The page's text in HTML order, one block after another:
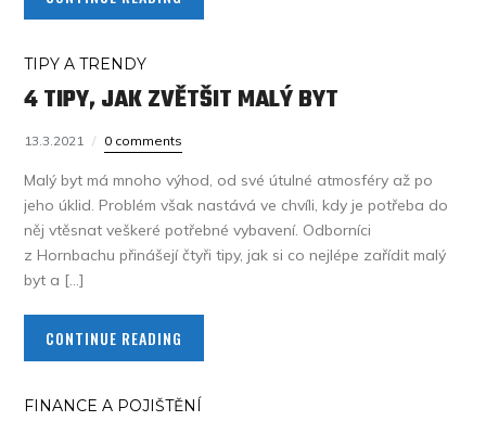
TIPY A TRENDY
4 TIPY, JAK ZVĚTŠIT MALÝ BYT
13.3.2021 0 comments
Malý byt má mnoho výhod, od své útulné atmosféry až po
jeho úklid. Problém však nastává ve chvíli, kdy je potřeba do
něj vtěsnat veškeré potřebné vybavení. Odborníci
z Hornbachu přinášejí čtyři tipy, jak si co nejlépe zařídit malý
byt a […]
CONTINUE READING
FINANCE A POJIŠTĚNÍ